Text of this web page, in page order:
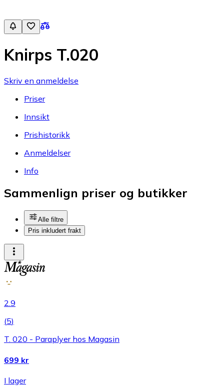
Knirps T.020
Skriv en anmeldelse
Priser
Innsikt
Prishistorikk
Anmeldelser
Info
Sammenlign priser og butikker
Alle filtre
Pris inkludert frakt
2.9
(5)
T. 020 - Paraplyer hos Magasin
699 kr
I lager